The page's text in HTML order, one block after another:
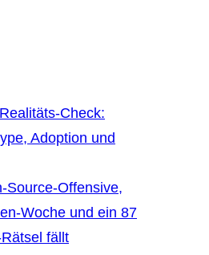
Check:
Adoption und
Source-Offensive,
Woche und ein 87
fällt